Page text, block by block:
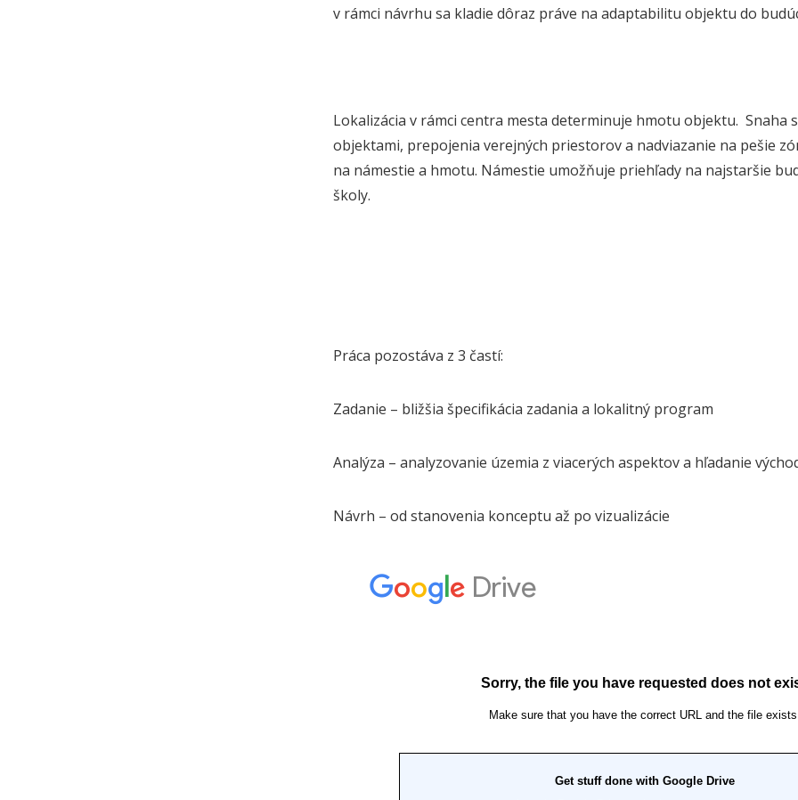
v rámci návrhu sa kladie dôraz práve na adaptabilitu objektu do
Lokalizácia v rámci centra mesta determinuje hmotu objektu. Snaha
objektami, prepojenia verejných priestorov a nadviazanie na pešie
na námestie a hmotu. Námestie umožňuje priehľady na najstaršie
školy.
Práca pozostáva z 3 častí:
Zadanie – bližšia špecifikácia zadania a lokalitný program
Analýza – analyzovanie územia z viacerých aspektov a hľadanie
Návrh – od stanovenia konceptu až po vizualizácie